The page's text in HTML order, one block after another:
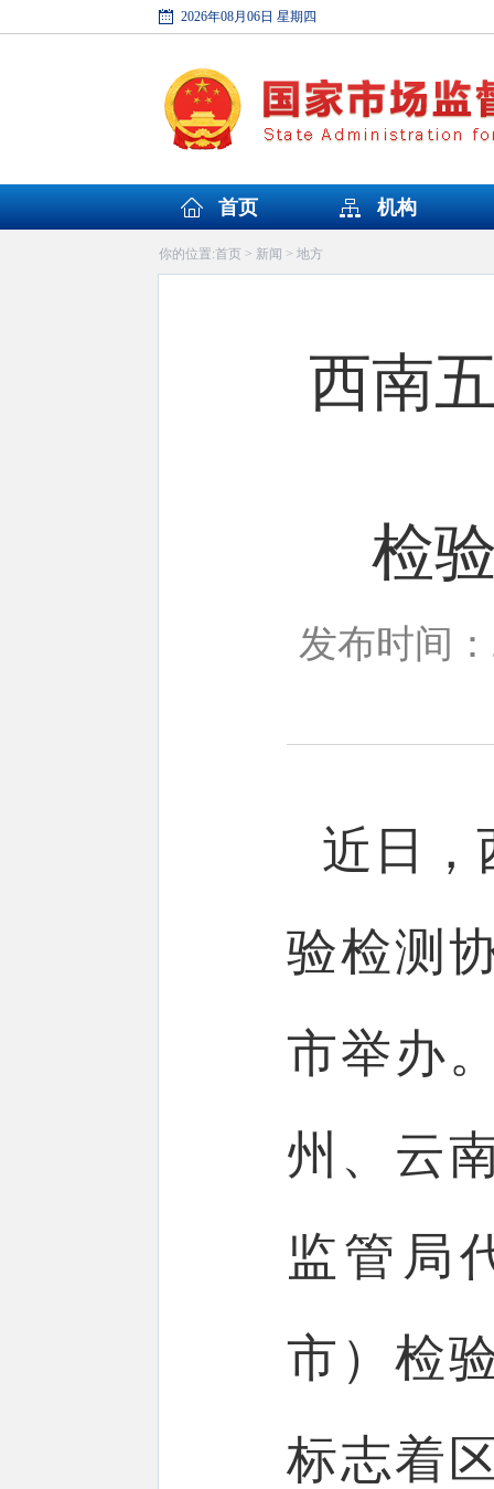
2026年08月06日 星期四
首页 机构
你的位置:首页> 新闻 > 地方
西南
检
发布时间
近日，
验检测
市举办
州、云
监管局
市）检
标志着